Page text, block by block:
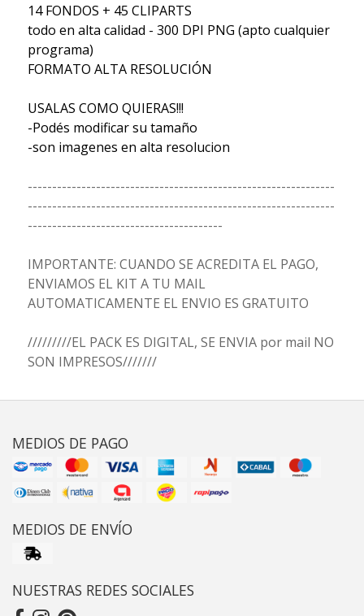
14 FONDOS + 45 CLIPARTS
todo en alta calidad - 300 DPI PNG (apto cualquier
programa)
FORMATO ALTA RESOLUCIÓN
USALAS COMO QUIERAS!!!
-Podés modificar su tamaño
-son imagenes en alta resolucion
---------------------------------------------------------------
---------------------------------------------------------------
----------------------------------------
IMPORTANTE: CUANDO SE ACREDITA EL PAGO,
ENVIAMOS EL KIT A TU MAIL
AUTOMATICAMENTE EL ENVIO ES GRATUITO
/////////EL PACK ES DIGITAL, SE ENVIA por mail NO
SON IMPRESOS///////
MEDIOS DE PAGO
MEDIOS DE ENVÍO
NUESTRAS REDES SOCIALES